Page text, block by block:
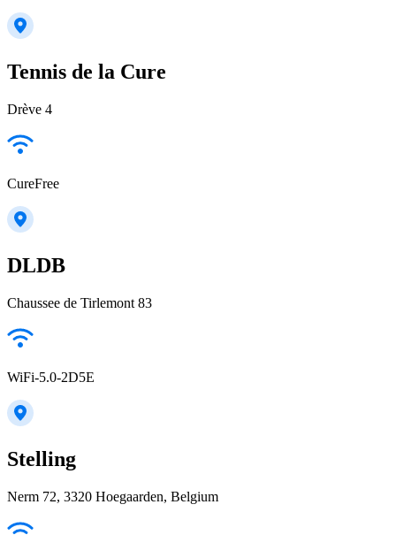
Tennis de la Cure
Drève 4
CureFree
DLDB
Chaussee de Tirlemont 83
WiFi-5.0-2D5E
Stelling
Nerm 72, 3320 Hoegaarden, Belgium